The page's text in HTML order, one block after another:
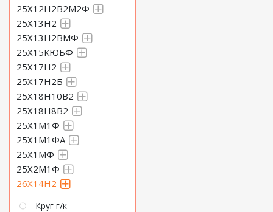
25Х12Н2В2М2Ф
25Х13Н2
25Х13Н2ВМФ
25Х15КЮБФ
25Х17Н2
25Х17Н2Б
25Х18Н10В2
25Х18Н8В2
25Х1М1Ф
25Х1М1ФА
25Х1МФ
25Х2М1Ф
26Х14Н2
Круг г/к